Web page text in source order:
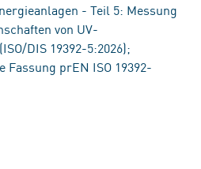
- Teil 5: Messung
von UV-
DIS 19392-5:2026);
Fassung prEN ISO 19392-